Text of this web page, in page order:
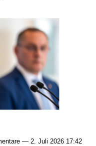
— 2. Juli 2026 17:42